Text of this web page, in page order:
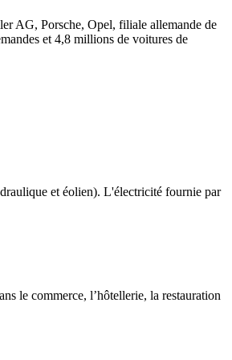
AG, Porsche, Opel, filiale allemande de
et 4,8 millions de voitures de
et éolien). L'électricité fournie par
le commerce, l’hôtellerie, la restauration